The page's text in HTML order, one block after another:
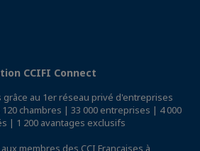
CCIFI Connect
au 1er réseau privé d'entreprises
chambres | 33 000 entreprises | 4 000
| 1 200 avantages exclusifs
membres des CCI Françaises à